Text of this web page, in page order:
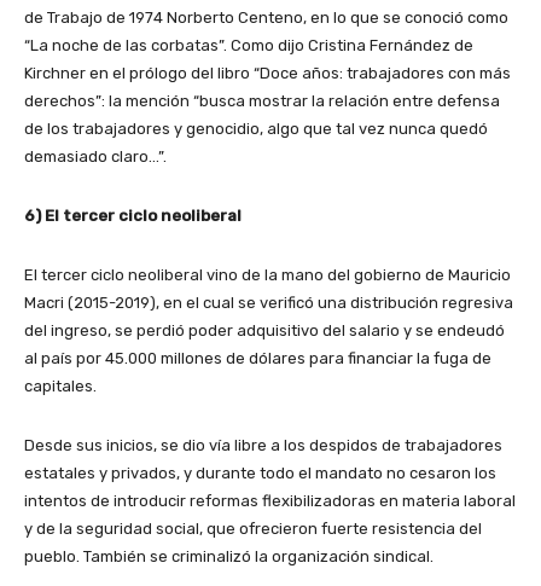
de Trabajo de 1974 Norberto Centeno, en lo que se conoció como
“La noche de las corbatas”. Como dijo Cristina Fernández de
Kirchner en el prólogo del libro “Doce años: trabajadores con más
derechos”: la mención “busca mostrar la relación entre defensa
de los trabajadores y genocidio, algo que tal vez nunca quedó
demasiado claro…”.
6) El tercer ciclo neoliberal
El tercer ciclo neoliberal vino de la mano del gobierno de Mauricio
Macri (2015-2019), en el cual se verificó una distribución regresiva
del ingreso, se perdió poder adquisitivo del salario y se endeudó
al país por 45.000 millones de dólares para financiar la fuga de
capitales.
Desde sus inicios, se dio vía libre a los despidos de trabajadores
estatales y privados, y durante todo el mandato no cesaron los
intentos de introducir reformas flexibilizadoras en materia laboral
y de la seguridad social, que ofrecieron fuerte resistencia del
pueblo. También se criminalizó la organización sindical.